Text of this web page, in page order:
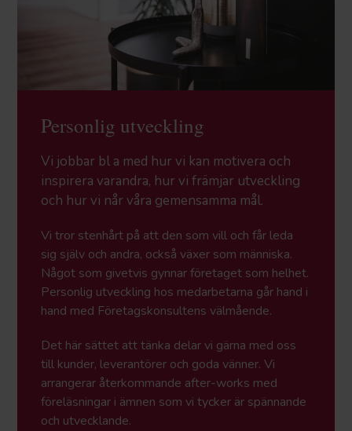
Personlig utveckling
Vi jobbar bl a med hur vi kan motivera och
inspirera varandra, hur vi främjar utveckling
och hur vi når våra gemensamma mål.
Vi tror stenhårt på att den som vill och får leda
sig själv och andra, också växer som människa.
Något som givetvis gynnar företaget som helhet.
Personlig utveckling hos medarbetarna går hand i
hand med Företagskonsultens välmående.
Det här sättet att tänka delar vi gärna med oss
till kunder, leverantörer och goda vänner. Vi
arrangerar återkommande after-works med
föreläsningar i ämnen som vi tycker är spännande
och utvecklande.